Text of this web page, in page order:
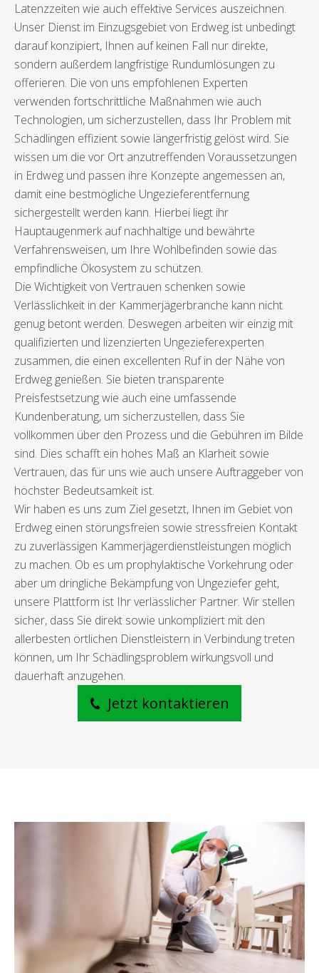
Latenzzeiten wie auch effektive Services auszeichnen.
Unser Dienst im Einzugsgebiet von Erdweg ist unbedingt
darauf konzipiert, Ihnen auf keinen Fall nur direkte,
sondern außerdem langfristige Rundumlösungen zu
offerieren. Die von uns empfohlenen Experten
verwenden fortschrittliche Maßnahmen wie auch
Technologien, um sicherzustellen, dass Ihr Problem mit
Schädlingen effizient sowie längerfristig gelöst wird. Sie
wissen um die vor Ort anzutreffenden Voraussetzungen
in Erdweg und passen ihre Konzepte angemessen an,
damit eine bestmögliche Ungezieferentfernung
sichergestellt werden kann. Hierbei liegt ihr
Hauptaugenmerk auf nachhaltige und bewährte
Verfahrensweisen, um Ihre Wohlbefinden sowie das
empfindliche Ökosystem zu schützen.
Die Wichtigkeit von Vertrauen schenken sowie
Verlässlichkeit in der Kammerjägerbranche kann nicht
genug betont werden. Deswegen arbeiten wir einzig mit
qualifizierten und lizenzierten Ungezieferexperten
zusammen, die einen excellenten Ruf in der Nähe von
Erdweg genießen. Sie bieten transparente
Preisfestsetzung wie auch eine umfassende
Kundenberatung, um sicherzustellen, dass Sie
vollkommen über den Prozess und die Gebühren im Bilde
sind. Dies schafft ein hohes Maß an Klarheit sowie
Vertrauen, das für uns wie auch unsere Auftraggeber von
höchster Bedeutsamkeit ist.
Wir haben es uns zum Ziel gesetzt, Ihnen im Gebiet von
Erdweg einen störungsfreien sowie stressfreien Kontakt
zu zuverlässigen Kammerjägerdienstleistungen möglich
zu machen. Ob es um prophylaktische Vorkehrung oder
aber um dringliche Bekämpfung von Ungeziefer geht,
unsere Plattform ist Ihr verlässlicher Partner. Wir stellen
sicher, dass Sie direkt sowie unkompliziert mit den
allerbesten örtlichen Dienstleistern in Verbindung treten
können, um Ihr Schädlingsproblem wirkungsvoll und
dauerhaft anzugehen.
Jetzt kontaktieren